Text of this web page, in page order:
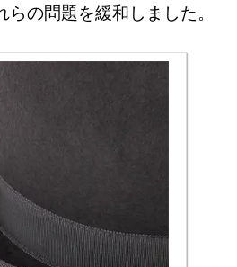
の問題を緩和しました。